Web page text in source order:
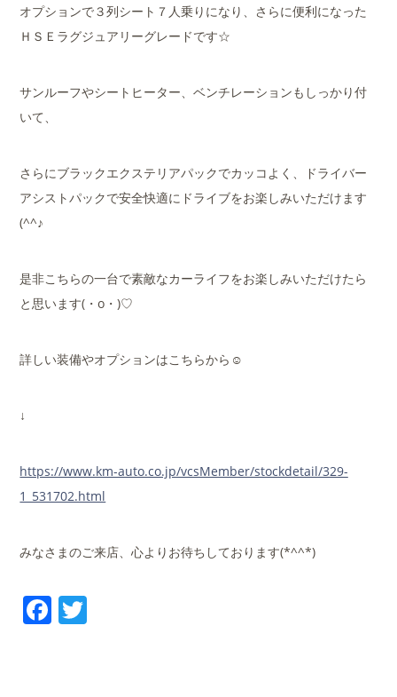
オプションで３列シート７人乗りになり、さらに便利になった
ＨＳＥラグジュアリーグレードです☆
サンルーフやシートヒーター、ベンチレーションもしっかり付
いて、
さらにブラックエクステリアパックでカッコよく、ドライバー
アシストパックで安全快適にドライブをお楽しみいただけます
(^^♪
是非こちらの一台で素敵なカーライフをお楽しみいただけたら
と思います(・o・)♡
詳しい装備やオプションはこちらから☺
↓
https://www.km-auto.co.jp/vcsMember/stockdetail/329-
1_531702.html
みなさまのご来店、心よりお待ちしております(*^^*)
Facebook